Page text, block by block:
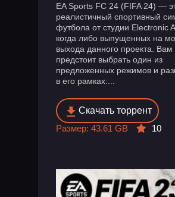
EA Sports FC 24 (FIFA 24) —
реалистичный спортивный
футбола от студии Electronic
когда либо выпущенных на
выхода данного проекта. Вам
предстоит выбрать один из
предложенных режимов и
в его рамках:...
Скачать торрент
Размер: 43.61 GB
10